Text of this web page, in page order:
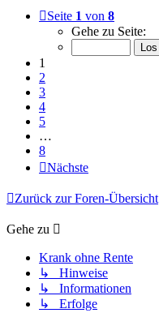
Seite 1 von 8
Gehe zu Seite:
1
2
3
4
5
…
8
Nächste
Zurück zur Foren-Übersicht
Gehe zu
Krank ohne Rente
↳ Hinweise
↳ Informationen
↳ Erfolge